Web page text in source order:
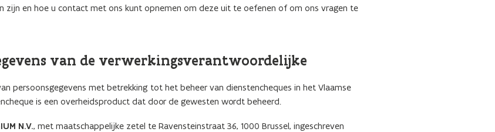
zijn en hoe u contact met ons kunt opnemen om deze uit te oefenen of om ons vragen te
van de verwerkingsverantwoordelijke
persoonsgegevens met betrekking tot het beheer van dienstencheques in het Vlaamse
is een overheidsproduct dat door de gewesten wordt beheerd.
N.V., met maatschappelijke zetel te Ravensteinstraat 36, 1000 Brussel, ingeschreven